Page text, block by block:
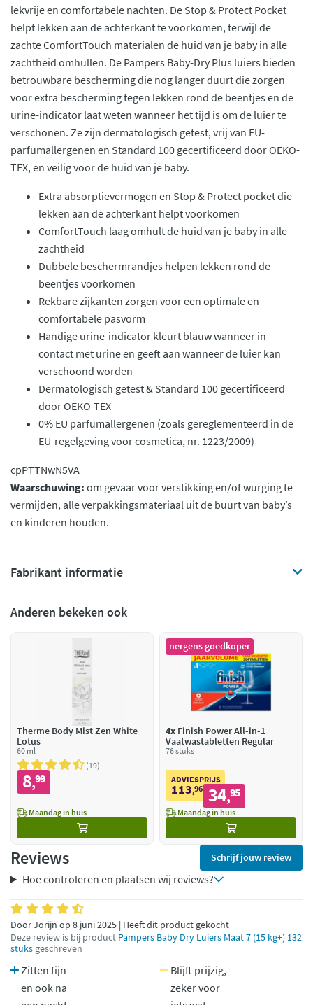
lekvrije en comfortabele nachten. De Stop & Protect Pocket
helpt lekken aan de achterkant te voorkomen, terwijl de
zachte ComfortTouch materialen de huid van je baby in alle
zachtheid omhullen. De Pampers Baby-Dry Plus luiers bieden
betrouwbare bescherming die nog langer duurt die zorgen
voor extra bescherming tegen lekken rond de beentjes en de
urine-indicator laat weten wanneer het tijd is om de luier te
verschonen. Ze zijn dermatologisch getest, vrij van EU-
parfumallergenen en Standard 100 gecertificeerd door OEKO-
TEX, en veilig voor de huid van je baby.
Extra absorptievermogen en Stop & Protect pocket die
lekken aan de achterkant helpt voorkomen
ComfortTouch laag omhult de huid van je baby in alle
zachtheid
Dubbele beschermrandjes helpen lekken rond de
beentjes voorkomen
Rekbare zijkanten zorgen voor een optimale en
comfortabele pasvorm
Handige urine-indicator kleurt blauw wanneer in
contact met urine en geeft aan wanneer de luier kan
verschoond worden
Dermatologisch getest & Standard 100 gecertificeerd
door OEKO-TEX
0% EU parfumallergenen (zoals gereglementeerd in de
EU-regelgeving voor cosmetica, nr. 1223/2009)
cpPTTNwN5VA
Waarschuwing: om gevaar voor verstikking en/of wurging te
vermijden, alle verpakkingsmateriaal uit de buurt van baby’s
en kinderen houden.
Fabrikant informatie
Anderen bekeken ook
Therme Body Mist Zen White
Lotus
60 ml
19
8,99
Maandag in huis
nergens goedkoper
4x Finish Power All-in-1
Vaatwastabletten Regular
76 stuks
ADVIESPRIJS
113,96 34,95
Maandag in huis
Reviews Schrijf jouw review
Hoe controleren en plaatsen wij reviews?
Door Jorijn op 8 juni 2025 | Heeft dit product gekocht
Deze review is bij product Pampers Baby Dry Luiers Maat 7 (15 kg+) 132
stuks geschreven
Zitten fijn
en ook na
Blijft prijzig,
zeker voor